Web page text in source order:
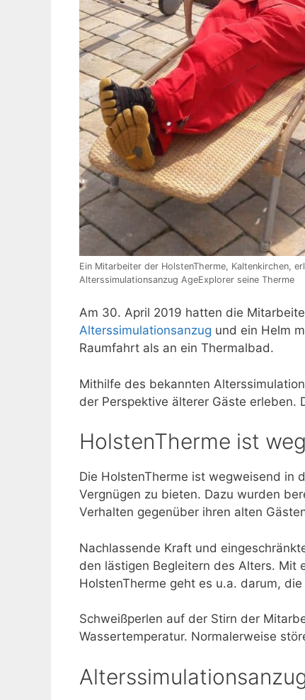
Ein Mitarbeiter der HolstenTherme, Kaltenkirchen,
Alterssimulationsanzug AgeExplorer seine Therme
Am 30. April 2019 hatten die
Alterssimulationsanzug und ein Helm
Raumfahrt als an ein Thermalbad.
Mithilfe des bekannten
der Perspektive älterer Gäste erleben.
HolstenTherme ist
Die HolstenTherme ist wegweisend in
Vergnügen zu bieten. Dazu wurden
Verhalten gegenüber ihren alten
Nachlassende Kraft und
den lästigen Begleitern des Alters. Mit
HolstenTherme geht es u.a. darum,
Schweißperlen auf der Stirn der
Wassertemperatur. Normalerweise